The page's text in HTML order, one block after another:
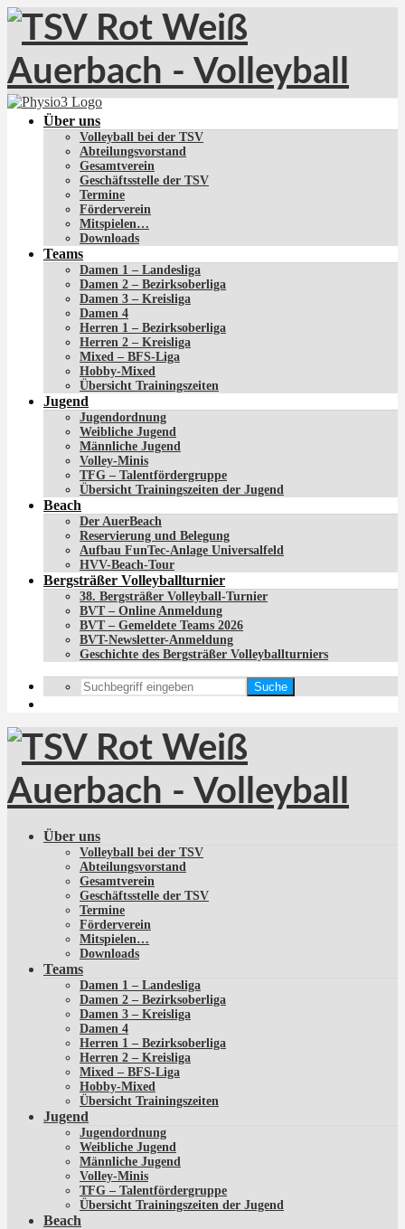
Über uns
Volleyball bei der TSV
Abteilungsvorstand
Gesamtverein
Geschäftsstelle der TSV
Termine
Förderverein
Mitspielen…
Downloads
Teams
Damen 1 – Landesliga
Damen 2 – Bezirksoberliga
Damen 3 – Kreisliga
Damen 4
Herren 1 – Bezirksoberliga
Herren 2 – Kreisliga
Mixed – BFS-Liga
Hobby-Mixed
Übersicht Trainingszeiten
Jugend
Jugendordnung
Weibliche Jugend
Männliche Jugend
Volley-Minis
TFG – Talentfördergruppe
Übersicht Trainingszeiten der Jugend
Beach
Der AuerBeach
Reservierung und Belegung
Aufbau FunTec-Anlage Universalfeld
HVV-Beach-Tour
Bergsträßer Volleyballturnier
38. Bergsträßer Volleyball-Turnier
BVT – Online Anmeldung
BVT – Gemeldete Teams 2026
BVT-Newsletter-Anmeldung
Geschichte des Bergsträßer Volleyballturniers
Suche
Über uns
Volleyball bei der TSV
Abteilungsvorstand
Gesamtverein
Geschäftsstelle der TSV
Termine
Förderverein
Mitspielen…
Downloads
Teams
Damen 1 – Landesliga
Damen 2 – Bezirksoberliga
Damen 3 – Kreisliga
Damen 4
Herren 1 – Bezirksoberliga
Herren 2 – Kreisliga
Mixed – BFS-Liga
Hobby-Mixed
Übersicht Trainingszeiten
Jugend
Jugendordnung
Weibliche Jugend
Männliche Jugend
Volley-Minis
TFG – Talentfördergruppe
Übersicht Trainingszeiten der Jugend
Beach